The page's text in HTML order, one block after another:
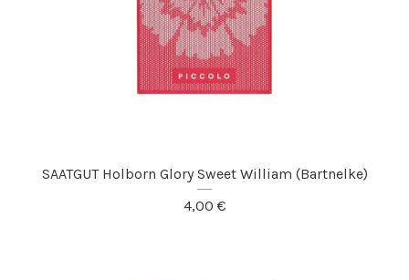
SAATGUT Holborn Glory Sweet William (Bartnelke)
4,00 €